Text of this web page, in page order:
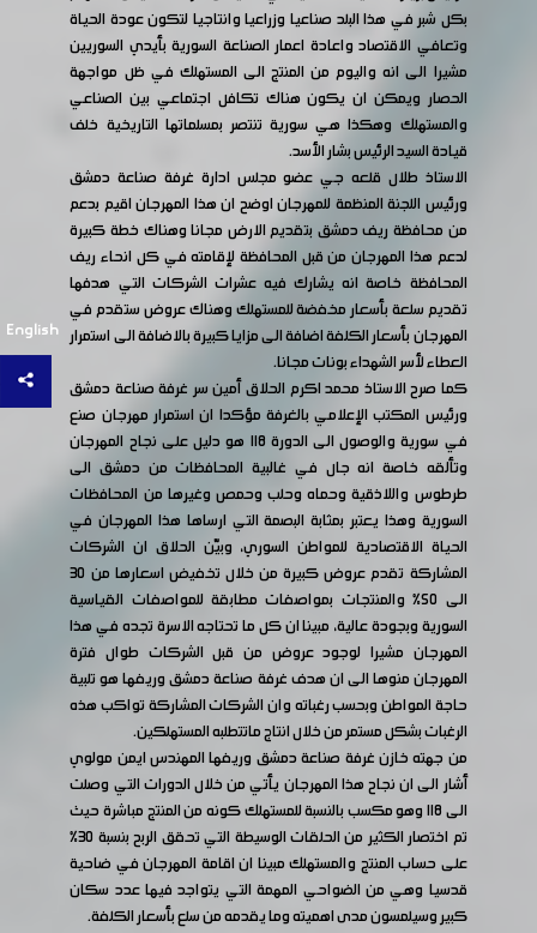
English
بكل شبر في هذا البلد صناعيا وزراعيا وانتاجيا لتكون عودة الحياة
وتعافي الاقتصاد واعادة اعمار الصناعة السورية بأيدي السوريين
مشيرا الى انه واليوم من المنتج الى المستهلك في ظل مواجهة
الحصار ويمكن ان يكون هناك تكافل اجتماعي بين الصناعي
والمستهلك وهكذا هي سورية تنتصر بمسلماتها التاريخية خلف
قيادة السيد الرئيس بشار الأسد.
الاستاذ طلال قلعه جي عضو مجلس ادارة غرفة صناعة دمشق
ورئيس اللجنة المنظمة للمهرجان اوضح ان هذا المهرجان اقيم بدعم
من محافظة ريف دمشق بتقديم الارض مجانا وهناك خطة كبيرة
لدعم هذا المهرجان من قبل المحافظة لإقامته في كل انحاء ريف
المحافظة خاصة انه يشارك فيه عشرات الشركات التي هدفها
تقديم سلعة بأسعار مخفضة للمستهلك وهناك عروض ستقدم في
المهرجان بأسعار الكلفة اضافة الى مزايا كبيرة بالاضافة الى استمرار
العطاء لأسر الشهداء بونات مجانا.
كما صرح الاستاذ محمد اكرم الحلاق أمين سر غرفة صناعة دمشق
ورئيس المكتب الإعلامي بالغرفة مؤكدا ان استمرار مهرجان صنع
في سورية والوصول الى الدورة ١١٨ هو دليل على نجاح المهرجان
وتألقه خاصة انه جال في غالبية المحافظات من دمشق الى
طرطوس واللاذقية وحماه وحلب وحمص وغيرها من المحافظات
السورية وهذا يعتبر بمثابة البصمة التي ارساها هذا المهرجان في
الحياة الاقتصادية للمواطن السوري، وبيّن الحلاق ان الشركات
المشاركة تقدم عروض كبيرة من خلال تخفيض اسعارها من ٣٠
الى ٥٠% والمنتجات بمواصفات مطابقة للمواصفات القياسية
السورية وبجودة عالية، مبينا ان كل ما تحتاجه الاسرة تجده في هذا
المهرجان مشيرا لوجود عروض من قبل الشركات طوال فترة
المهرجان منوها الى ان هدف غرفة صناعة دمشق وريفها هو تلبية
حاجة المواطن وبحسب رغباته وان الشركات المشاركة تواكب هذه
الرغبات بشكل مستمر من خلال انتاج ماتتطلبه المستهلكين.
من جهته خازن غرفة صناعة دمشق وريفها المهندس ايمن مولوي
أشار الى ان نجاح هذا المهرجان يأتي من خلال الدورات التي وصلت
الى ١١٨ وهو مكسب بالنسبة للمستهلك كونه من المنتج مباشرة حيث
تم اختصار الكثير من الحلقات الوسيطة التي تحقق الربح بنسبة ٣٠%
على حساب المنتج والمستهلك مبينا ان اقامة المهرجان في ضاحية
قدسيا وهي من الضواحي المهمة التي يتواجد فيها عدد سكان
كبير وسيلمسون مدى اهميته وما يقدمه من سلع بأسعار الكلفة.